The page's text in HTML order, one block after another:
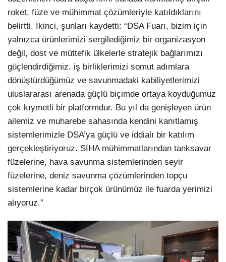
roket, füze ve mühimmat çözümleriyle katıldıklarını
belirtti. İkinci, şunları kaydetti: “DSA Fuarı, bizim için
yalnızca ürünlerimizi sergilediğimiz bir organizasyon
değil, dost ve müttefik ülkelerle stratejik bağlarımızı
güçlendirdiğimiz, iş birliklerimizi somut adımlara
dönüştürdüğümüz ve savunmadaki kabiliyetlerimizi
uluslararası arenada güçlü biçimde ortaya koyduğumuz
çok kıymetli bir platformdur. Bu yıl da genişleyen ürün
ailemiz ve muharebe sahasında kendini kanıtlamış
sistemlerimizle DSA’ya güçlü ve iddialı bir katılım
gerçekleştiriyoruz. SİHA mühimmatlarından tanksavar
füzelerine, hava savunma sistemlerinden seyir
füzelerine, deniz savunma çözümlerinden topçu
sistemlerine kadar birçok ürünümüz ile fuarda yerimizi
alıyoruz.”